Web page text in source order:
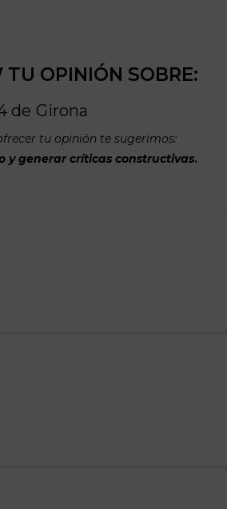
OPINIÓN SOBRE:
de Girona
tu opinión te sugerimos:
y generar críticas constructivas.